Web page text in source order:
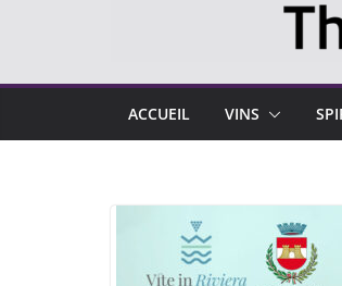
ACCUEIL VINS